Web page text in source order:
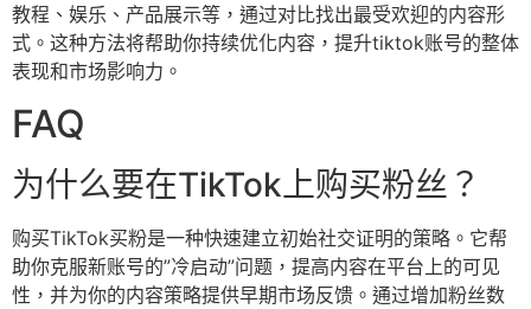
教程、娱乐、产品展示等，通过对比找出最受欢迎的内容形
式。这种方法将帮助你持续优化内容，提升tiktok账号的整体
表现和市场影响力。
FAQ
为什么要在TikTok上购买粉丝？
购买TikTok买粉是一种快速建立初始社交证明的策略。它帮
助你克服新账号的”冷启动”问题，提高内容在平台上的可见
性，并为你的内容策略提供早期市场反馈。通过增加粉丝数